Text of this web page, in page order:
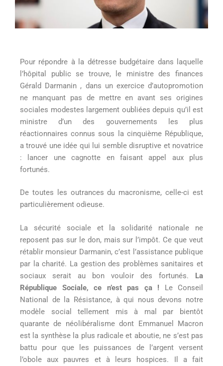
Pour répondre à la détresse budgétaire dans laquelle
l’hôpital public se trouve, le ministre des finances
Gérald Darmanin , dans un exercice d’autopromotion
ne manquant pas de mettre en avant ses origines
sociales modestes largement oubliées depuis qu’il est
ministre d’un des gouvernements les plus
réactionnaires connus sous la cinquième République,
a trouvé une idée qui lui semble disruptive et novatrice
: lancer une cagnotte en faisant appel aux plus
fortunés.
De toutes les outrances du macronisme, celle-ci est
particulièrement odieuse.
La sécurité sociale et la solidarité nationale ne
reposent pas sur le don, mais sur l’impôt. Ce que veut
rétablir monsieur Darmanin, c’est l’assistance publique
par la charité. La gestion des problèmes sanitaires et
sociaux serait au bon vouloir des fortunés. La
République Sociale, ce n’est pas ça ! Le Conseil
National de la Résistance, à qui nous devons notre
modèle social tellement mis à mal par bientôt
quarante de néolibéralisme dont Emmanuel Macron
est la synthèse la plus radicale et aboutie, ne s’est pas
battu pour que les puissances de l’argent versent
l’obole aux pauvres et à leurs hospices. Il a fait